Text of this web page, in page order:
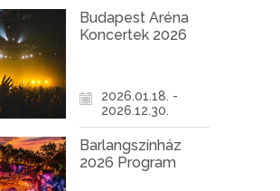
Budapest Aréna
Koncertek 2026
2026.01.18. -
2026.12.30.
Barlangszínház
2026 Program